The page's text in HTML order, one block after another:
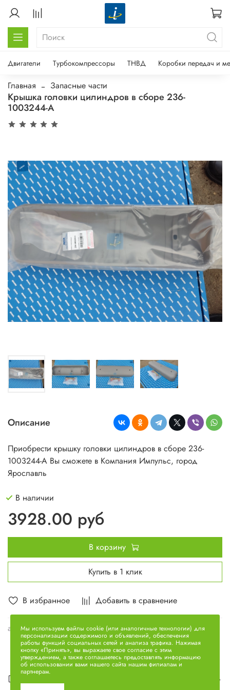
Двигатели Турбокомпрессоры ТНВД Коробки передач и
Главная Запасные части
Крышка головки цилиндров в сборе 236-
1003244-А
В избранное Добавить в сравнение
арт.236-1003244-А
Описание
Приобрести крышку головки цилиндров в сборе 236-
1003244-А Вы сможете в Компания Импульс, город
Ярославль
В наличии
3928.00 руб
В корзину
Купить в 1 клик
Описание
Мы используем файлы cookie (или аналогичные технологии) для
персонализации содержимого и объявлений, обеспечения
работы функций социальных сетей и анализа трафика. Нажимая
кнопку «Принять», вы выражаете свое согласие с этим
утверждением, а также соглашаетесь предоставлять информацию
об использовании вами нашего сайта нашим филиалам и
партнерам.